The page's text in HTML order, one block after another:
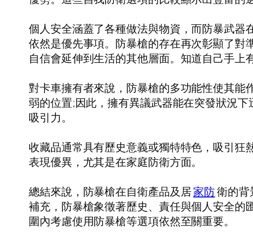
個人安全涵蓋了各種做法與物資，而防暴武
依然是優先事項。防暴槍的存在再次彰顯了
自信會延伸到生活的其他層面。知道自己手上
對卡車擁有者來說，防暴槍的多功能性使其
弱的位置;因此，擁有異議武器能在突發狀況
吸引力。
收藏品通常具有歷史意義或獨特特色，吸引
表現優異，尤其是在家庭防衛方面。
總結來說，防暴槍在自衛產品及居家防衛的背
補充，防暴槍象徵著歷史、責任與個人安全
圍內考慮使用防暴槍等選項依然至關重要。